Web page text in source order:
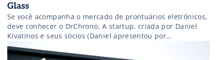
Glass
Se você acompanha o mercado de prontuários eletrônicos,
deve conhecer o DrChrono. A startup, criada por Daniel
Kivatinos e seus sócios (Daniel apresentou por
teleconferência em um de nossos meetups), foi acelerada
pelo Y Combinator, e desde então virou um case nos EUA.